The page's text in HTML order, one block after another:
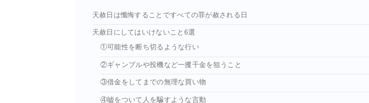
天赦日は懺悔することですべての罪が赦される日
天赦日にしてはいけないこと6選
①可能性を断ち切るような行い
②ギャンブルや投機など一攫千金を狙うこと
③借金をしてまでの無理な買い物
④嘘をついて人を騙すような言動